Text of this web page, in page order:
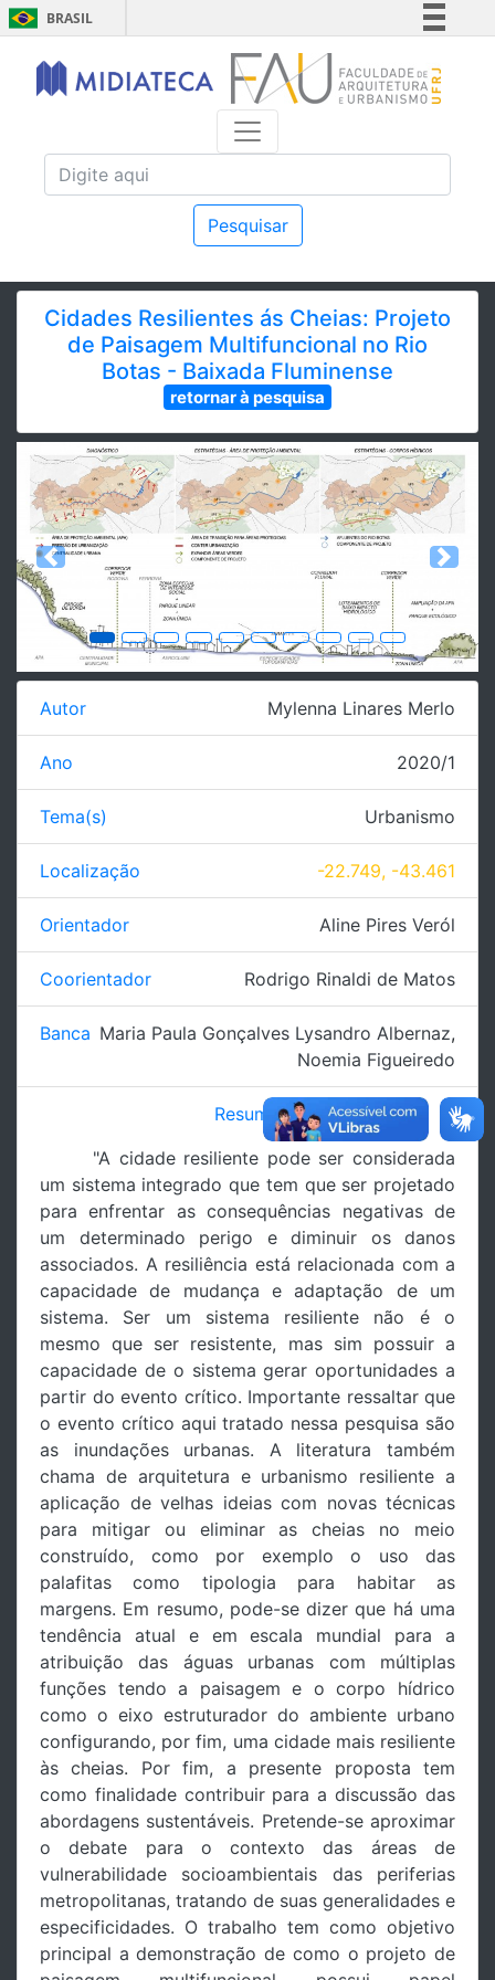
BRASIL
Simplifique!
Comunica BR
Acesso à informação
Pesquisar
Cidades Resilientes ás Cheias: Projeto
de Paisagem Multifuncional no Rio
Botas - Baixada Fluminense
retornar à pesquisa
Previous Next
Autor Mylenna Linares Merlo
Ano 2020/1
Tema(s) Urbanismo
Localização -22.749, -43.461
Orientador Aline Pires Veról
Coorientador Rodrigo Rinaldi de Matos
Banca Maria Paula Gonçalves Lysandro Albernaz,
Noemia Figueiredo
Resumo
"A cidade resiliente pode ser considerada
um sistema integrado que tem que ser projetado
para enfrentar as consequências negativas de
um determinado perigo e diminuir os danos
associados. A resiliência está relacionada com a
capacidade de mudança e adaptação de um
sistema. Ser um sistema resiliente não é o
mesmo que ser resistente, mas sim possuir a
capacidade de o sistema gerar oportunidades a
partir do evento crítico. Importante ressaltar que
o evento crítico aqui tratado nessa pesquisa são
as inundações urbanas. A literatura também
chama de arquitetura e urbanismo resiliente a
aplicação de velhas ideias com novas técnicas
para mitigar ou eliminar as cheias no meio
construído, como por exemplo o uso das
palafitas como tipologia para habitar as
margens. Em resumo, pode-se dizer que há uma
tendência atual e em escala mundial para a
atribuição das águas urbanas com múltiplas
funções tendo a paisagem e o corpo hídrico
como o eixo estruturador do ambiente urbano
configurando, por fim, uma cidade mais resiliente
às cheias. Por fim, a presente proposta tem
como finalidade contribuir para a discussão das
abordagens sustentáveis. Pretende-se aproximar
o debate para o contexto das áreas de
vulnerabilidade socioambientais das periferias
metropolitanas, tratando de suas generalidades e
especificidades. O trabalho tem como objetivo
principal a demonstração de como o projeto de